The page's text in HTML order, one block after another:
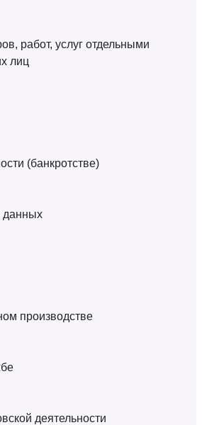
работ, услуг отдельными
лиц
(банкротстве)
данных
производстве
деятельности